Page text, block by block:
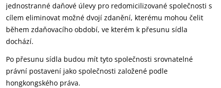
jednostranné daňové úlevy pro redomicilizované společnosti s
cílem eliminovat možné dvojí zdanění, kterému mohou čelit
během zdaňovacího období, ve kterém k přesunu sídla
dochází.
Po přesunu sídla budou mít tyto společnosti srovnatelné
právní postavení jako společnosti založené podle
hongkongského práva.